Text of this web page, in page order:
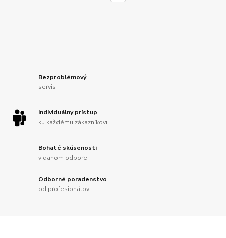
Bezproblémový
servis
Individuálny prístup
ku každému zákazníkovi
Bohaté skúsenosti
v danom odbore
Odborné poradenstvo
od profesionálov